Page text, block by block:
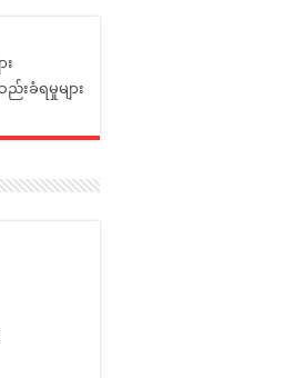
းခံရမှုများ